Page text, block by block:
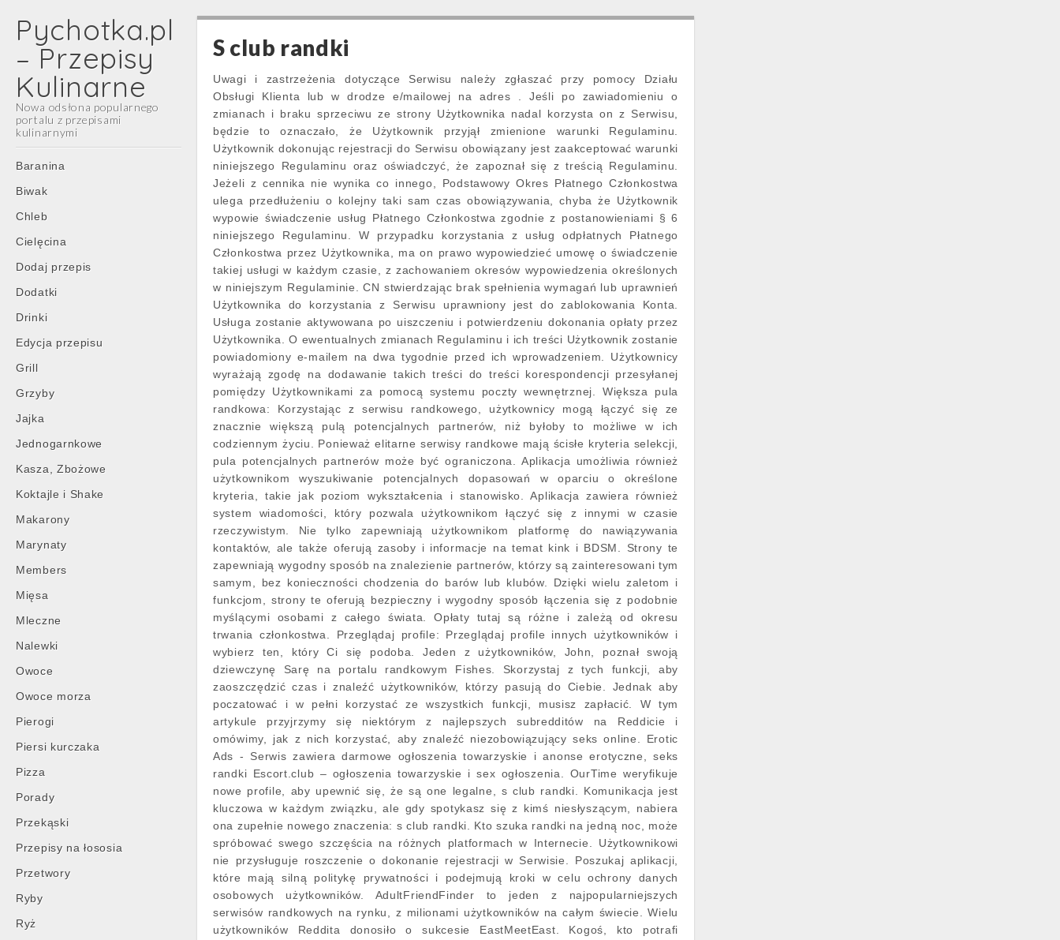
Pychotka.pl
– Przepisy
Kulinarne
Nowa odsłona popularnego
portalu z przepisami
kulinarnymi
Main
menu
Skip
content
Baranina
Biwak
Chleb
Cielęcina
Dodaj przepis
Dodatki
Drinki
Edycja przepisu
Grill
Grzyby
Jajka
Jednogarnkowe
Kasza, Zbożowe
Koktajle i Shake
Makarony
Marynaty
Members
Mięsa
Mleczne
Nalewki
Owoce
Owoce morza
Pierogi
Piersi kurczaka
Pizza
Porady
Przekąski
Przepisy na łososia
Przetwory
Ryby
Ryż
S club randki
Uwagi i zastrzeżenia dotyczące Serwisu należy zgłaszać przy pomocy Działu
Obsługi Klienta lub w drodze e/mailowej na adres . Jeśli po zawiadomieniu o
zmianach i braku sprzeciwu ze strony Użytkownika nadal korzysta on z Serwisu,
będzie to oznaczało, że Użytkownik przyjął zmienione warunki Regulaminu.
Użytkownik dokonując rejestracji do Serwisu obowiązany jest zaakceptować warunki
niniejszego Regulaminu oraz oświadczyć, że zapoznał się z treścią Regulaminu.
Jeżeli z cennika nie wynika co innego, Podstawowy Okres Płatnego Członkostwa
ulega przedłużeniu o kolejny taki sam czas obowiązywania, chyba że Użytkownik
wypowie świadczenie usług Płatnego Członkostwa zgodnie z postanowieniami § 6
niniejszego Regulaminu. W przypadku korzystania z usług odpłatnych Płatnego
Członkostwa przez Użytkownika, ma on prawo wypowiedzieć umowę o świadczenie
takiej usługi w każdym czasie, z zachowaniem okresów wypowiedzenia określonych
w niniejszym Regulaminie. CN stwierdzając brak spełnienia wymagań lub uprawnień
Użytkownika do korzystania z Serwisu uprawniony jest do zablokowania Konta.
Usługa zostanie aktywowana po uiszczeniu i potwierdzeniu dokonania opłaty przez
Użytkownika. O ewentualnych zmianach Regulaminu i ich treści Użytkownik zostanie
powiadomiony e-mailem na dwa tygodnie przed ich wprowadzeniem. Użytkownicy
wyrażają zgodę na dodawanie takich treści do treści korespondencji przesyłanej
pomiędzy Użytkownikami za pomocą systemu poczty wewnętrznej. Większa pula
randkowa: Korzystając z serwisu randkowego, użytkownicy mogą łączyć się ze
znacznie większą pulą potencjalnych partnerów, niż byłoby to możliwe w ich
codziennym życiu. Ponieważ elitarne serwisy randkowe mają ścisłe kryteria selekcji,
pula potencjalnych partnerów może być ograniczona. Aplikacja umożliwia również
użytkownikom wyszukiwanie potencjalnych dopasowań w oparciu o określone
kryteria, takie jak poziom wykształcenia i stanowisko. Aplikacja zawiera również
system wiadomości, który pozwala użytkownikom łączyć się z innymi w czasie
rzeczywistym. Nie tylko zapewniają użytkownikom platformę do nawiązywania
kontaktów, ale także oferują zasoby i informacje na temat kink i BDSM. Strony te
zapewniają wygodny sposób na znalezienie partnerów, którzy są zainteresowani tym
samym, bez konieczności chodzenia do barów lub klubów. Dzięki wielu zaletom i
funkcjom, strony te oferują bezpieczny i wygodny sposób łączenia się z podobnie
myślącymi osobami z całego świata. Opłaty tutaj są różne i zależą od okresu
trwania członkostwa. Przeglądaj profile: Przeglądaj profile innych użytkowników i
wybierz ten, który Ci się podoba. Jeden z użytkowników, John, poznał swoją
dziewczynę Sarę na portalu randkowym Fishes. Skorzystaj z tych funkcji, aby
zaoszczędzić czas i znaleźć użytkowników, którzy pasują do Ciebie. Jednak aby
poczatować i w pełni korzystać ze wszystkich funkcji, musisz zapłacić. W tym
artykule przyjrzymy się niektórym z najlepszych subredditów na Reddicie i
omówimy, jak z nich korzystać, aby znaleźć niezobowiązujący seks online. Erotic
Ads - Serwis zawiera darmowe ogłoszenia towarzyskie i anonse erotyczne, seks
randki Escort.club – ogłoszenia towarzyskie i sex ogłoszenia. OurTime weryfikuje
nowe profile, aby upewnić się, że są one legalne, s club randki. Komunikacja jest
kluczowa w każdym związku, ale gdy spotykasz się z kimś niesłyszącym, nabiera
ona zupełnie nowego znaczenia: s club randki. Kto szuka randki na jedną noc, może
spróbować swego szczęścia na różnych platformach w Internecie. Użytkownikowi
nie przysługuje roszczenie o dokonanie rejestracji w Serwisie. Poszukaj aplikacji,
które mają silną politykę prywatności i podejmują kroki w celu ochrony danych
osobowych użytkowników. AdultFriendFinder to jeden z najpopularniejszych
serwisów randkowych na rynku, z milionami użytkowników na całym świecie. Wielu
użytkowników Reddita donosiło o sukcesie EastMeetEast. Kogoś, kto potrafi